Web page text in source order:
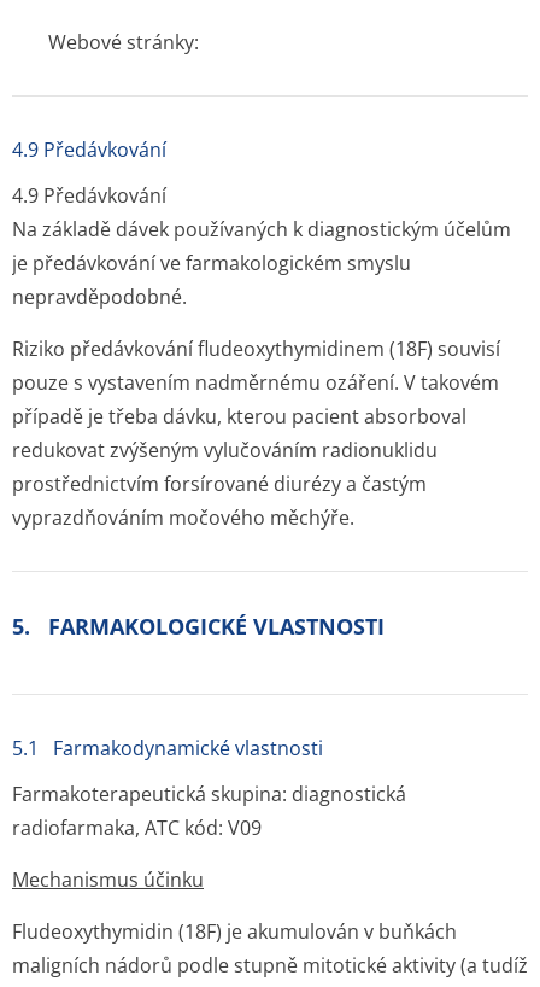
Webové stránky:
4.9 Předávkování
4.9 Předávkování
Na základě dávek používaných k diagnostickým účelům
je předávkování ve farmakologickém smyslu
nepravděpodobné.
Riziko předávkování fludeoxythymidinem (18F) souvisí
pouze s vystavením nadměrnému ozáření. V takovém
případě je třeba dávku, kterou pacient absorboval
redukovat zvýšeným vylučováním radionuklidu
prostřednictvím forsírované diurézy a častým
vyprazdňováním močového měchýře.
5. FARMAKOLOGICKÉ VLASTNOSTI
5.1 Farmakodynamické vlastnosti
Farmakoterapeutická skupina: diagnostická
radiofarmaka, ATC kód: V09
Mechanismus účinku
Fludeoxythymidin (18F) je akumulován v buňkách
maligních nádorů podle stupně mitotické aktivity (a tudíž